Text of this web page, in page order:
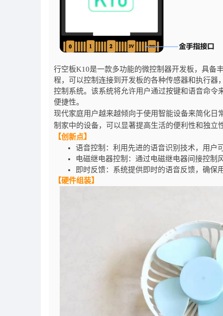
行空板K10是一款多功能的微控制器开发板，具备
程，可以控制连接到开发板的各种传感器和执行
控制系统。该系统将允许用户通过按键和语音命
便捷性。
现代家庭用户越来越倾向于使用智能设备来简化
制家中的设备，可以显著提高生活的便利性和独立
【创新点】
语音控制：利用先进的语音识别技术，用户
电磁继电器控制：通过电磁继电器间接控制
即时反馈：系统提供即时的语音反馈，确保
【硬件组装】